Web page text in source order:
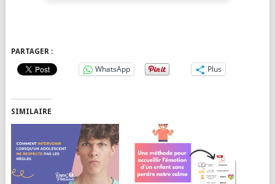
PARTAGER :
WhatsApp Plus
SIMILAIRE